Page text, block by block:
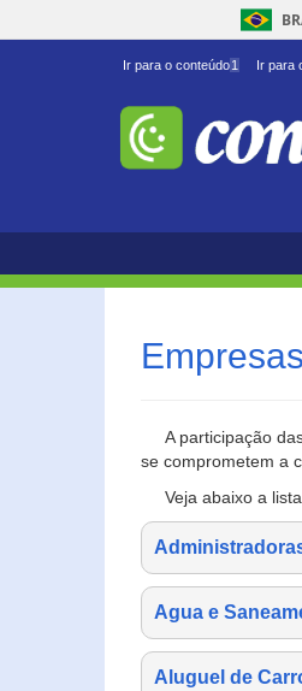
Ir para o conteúdo1 Ir para
A participação
se comprometem a
Veja abaixo a
Agua e
Aluguel de